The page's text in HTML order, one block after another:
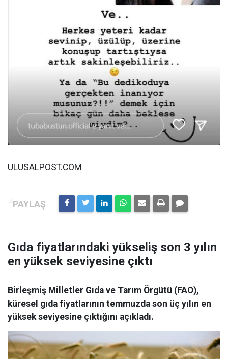
ULUSALPOST.COM
Gıda fiyatlarındaki yükseliş son 3 yılın
en yüksek seviyesine çıktı
Birleşmiş Milletler Gıda ve Tarım Örgütü (FAO),
küresel gıda fiyatlarının temmuzda son üç yılın en
yüksek seviyesine çıktığını açıkladı.